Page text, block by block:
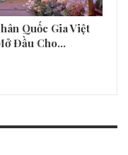
Quốc Gia Việt
Đầu Cho…